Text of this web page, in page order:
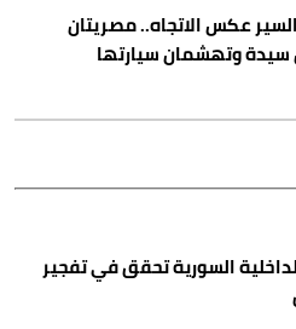
عكس الاتجاه.. مصريتان
سيدة وتهشمان سيارتها
الداخلية السورية تحقق في تفجير